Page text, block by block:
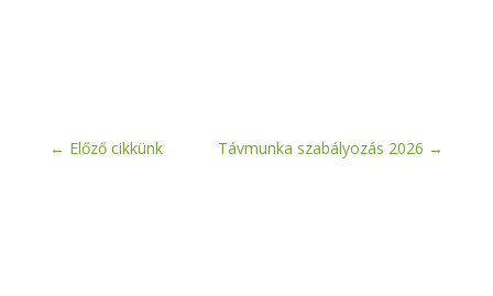
← Előző cikkünk Távmunka szabályozás 2026 →